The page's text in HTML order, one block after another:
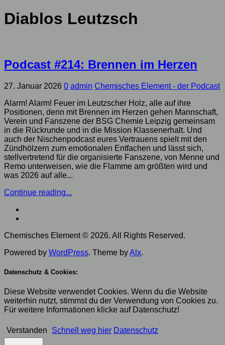
Diablos Leutzsch
Podcast #214: Brennen im Herzen
27. Januar 2026 0 admin Chemisches Element - der Podcast
Alarm! Alarm! Feuer im Leutzscher Holz, alle auf ihre
Positionen, denn mit Brennen im Herzen gehen Mannschaft,
Verein und Fanszene der BSG Chemie Leipzig gemeinsam
in die Rückrunde und in die Mission Klassenerhalt. Und
auch der Nischenpodcast eures Vertrauens spielt mit den
Zündhölzern zum emotionalen Entfachen und lässt sich,
stellvertretend für die organisierte Fanszene, von Menne und
Remo unterweisen, wie die Flamme am größten wird und
was 2026 auf alle...
Continue reading...
Chemisches Element © 2026. All Rights Reserved.
Powered by WordPress. Theme byAlx.
Datenschutz & Cookies:
Diese Website verwendet Cookies. Wenn du die Website
weiterhin nutzt, stimmst du der Verwendung von Cookies zu.
Für weitere Informationen klicke auf Datenschutz!
Verstanden Schnell weg hier Datenschutz